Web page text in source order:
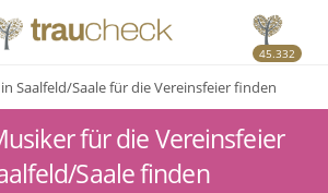
45.332
Saalfeld/Saale für die Vereinsfeier finden
für die Vereinsfeier
Saale finden